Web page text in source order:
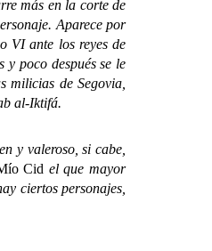
más en la corte de
Aparece por
VI ante los reyes de
poco después se le
milicias de Segovia,
al-Iktifá.
y valeroso, si cabe,
Cid el que mayor
ciertos personajes,